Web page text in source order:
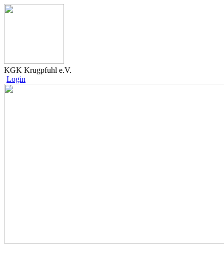
KGK Krugpfuhl e.V.
Login